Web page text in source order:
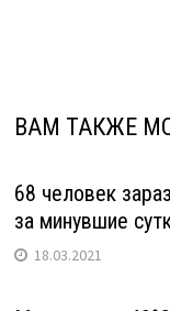
ВАМ ТАКЖЕ
68 человек
за минувшие
18.03.2021